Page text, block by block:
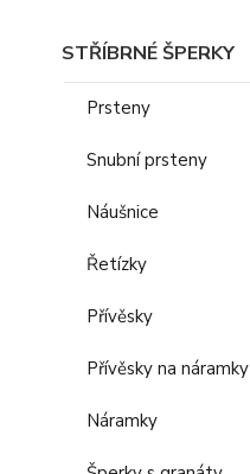
STŘÍBRNÉ ŠPERKY
Prsteny
Snubní prsteny
Náušnice
Řetízky
Přívěsky
Přívěsky na náramky
Náramky